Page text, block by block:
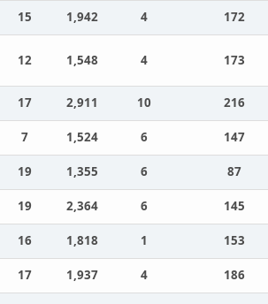
15 1,942 4 172
12 1,548 4 173
17 2,911 10
216
7 1,524 6
147
19 1,355 6
87
19 2,364 6
145
16 1,818 1
153
17 1,937 4
186